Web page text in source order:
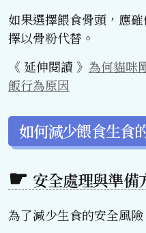
如果選擇餵食骨頭，應
擇以骨粉代替。
《 延伸閱讀 》 為何貓咪
飯行為原因
如何減少餵食生食
安全處理與準備
為了減少生食的安全風